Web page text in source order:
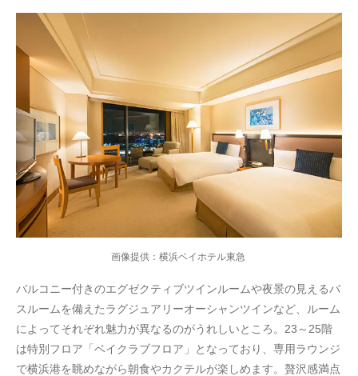
画像提供：横浜ベイホテル東急
バルコニー付きのエグゼクティブツインルームや夜景の見えるバ
スルームを備えたラグジュアリーオーシャンツインなど、ルーム
によってそれぞれ魅力が異なるのがうれしいところ。23～25階
は特別フロア「ベイクラブフロア」となっており、専用ラウンジ
で横浜港を眺めながら朝食やカクテルが楽しめます。贅沢感満点